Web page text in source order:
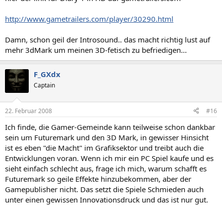
http://www.gametrailers.com/player/30290.html
Damn, schon geil der Introsound.. das macht richtig lust auf
mehr 3dMark um meinen 3D-fetisch zu befriedigen...
F_GXdx
Captain
22. Februar 2008 #16
Ich finde, die Gamer-Gemeinde kann teilweise schon dankbar
sein um Futuremark und den 3D Mark, in gewisser Hinsicht
ist es eben "die Macht" im Grafiksektor und treibt auch die
Entwicklungen voran. Wenn ich mir ein PC Spiel kaufe und es
sieht einfach schlecht aus, frage ich mich, warum schafft es
Futuremark so geile Effekte hinzubekommen, aber der
Gamepublisher nicht. Das setzt die Spiele Schmieden auch
unter einen gewissen Innovationsdruck und das ist nur gut.